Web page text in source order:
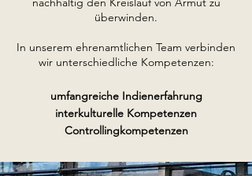
überwinden.
In unserem ehrenamtlichen Team verbinden
wir unterschiedliche Kompetenzen:
umfangreiche Indienerfahrung
interkulturelle Kompetenzen
Controllingkompetenzen